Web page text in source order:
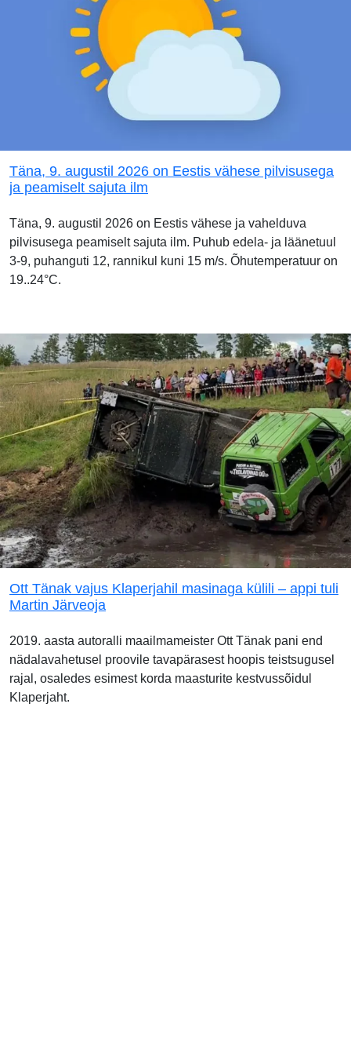
Täna, 9. augustil 2026 on Eestis vähese pilvisusega
ja peamiselt sajuta ilm
Täna, 9. augustil 2026 on Eestis vähese ja vahelduva
pilvisusega peamiselt sajuta ilm. Puhub edela- ja läänetuul
3-9, puhanguti 12, rannikul kuni 15 m/s. Õhutemperatuur on
19..24°C.
Ott Tänak vajus Klaperjahil masinaga külili – appi tuli
Martin Järveoja
2019. aasta autoralli maailmameister Ott Tänak pani end
nädalavahetusel proovile tavapärasest hoopis teistsugusel
rajal, osaledes esimest korda maasturite kestvussõidul
Klaperjaht.